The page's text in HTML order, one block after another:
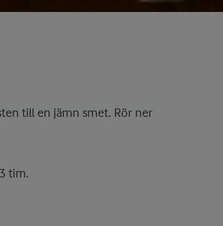
till en jämn smet. Rör ner
tim.